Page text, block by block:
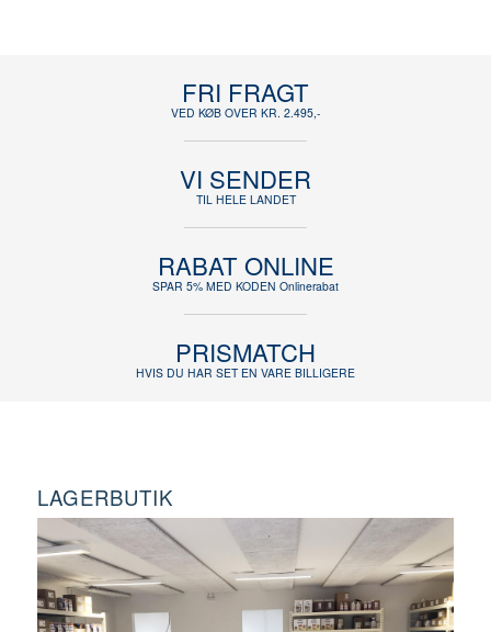
FRI FRAGT
VED KØB OVER KR. 2.495,-
VI SENDER
TIL HELE LANDET
RABAT ONLINE
SPAR 5% MED KODEN Onlinerabat
PRISMATCH
HVIS DU HAR SET EN VARE BILLIGERE
LAGERBUTIK